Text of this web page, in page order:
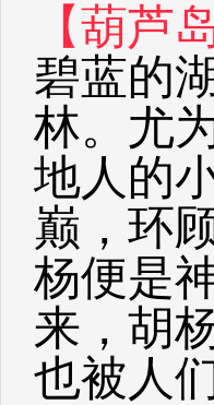
【葫芦
碧蓝的
林。尤
地人的
巅，环
杨便是
来，胡
也被人